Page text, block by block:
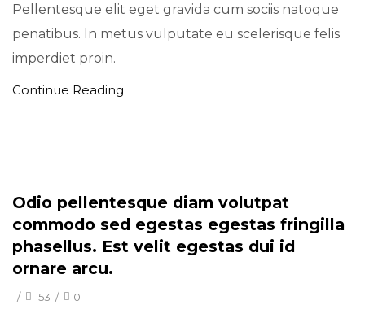
Pellentesque elit eget gravida cum sociis natoque
penatibus. In metus vulputate eu scelerisque felis
imperdiet proin.
Continue Reading
Odio pellentesque diam volutpat
commodo sed egestas egestas fringilla
phasellus. Est velit egestas dui id
ornare arcu.
/ 153 / 0